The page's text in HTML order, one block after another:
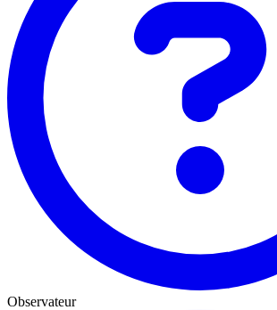
Observateur